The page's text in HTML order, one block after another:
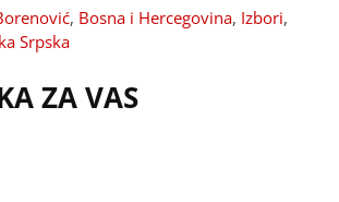
, Bosna i Hercegovina, Izbori,
Srpska
ZA VAS